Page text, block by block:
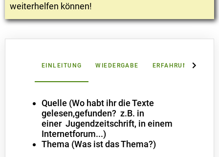
weiterhelfen können!
EINLEITUNG WIEDERGABE
Quelle (Wo habt ihr die Texte
gelesen,gefunden? z.B. in
einer Jugendzeitschrift, in einem
Internetforum...)
Thema (Was ist das Thema?)